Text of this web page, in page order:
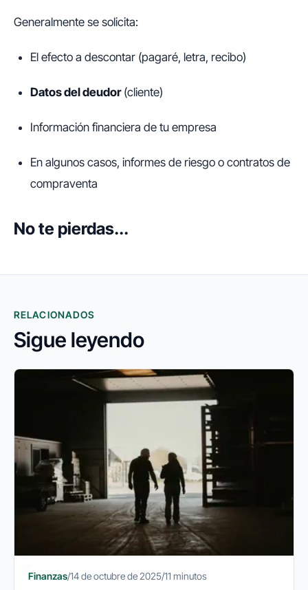
Generalmente se solicita:
El efecto a descontar (pagaré, letra, recibo)
Datos del deudor(cliente)
Información financiera de tu empresa
En algunos casos, informes de riesgo o contratos de
compraventa
No te pierdas...
RELACIONADOS
Sigue leyendo
Finanzas/14 de octubre de 2025/11 minutos